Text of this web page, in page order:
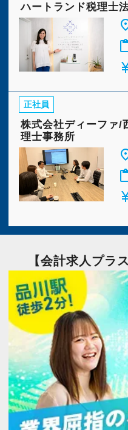
採用
ハートランド税理士
正社員
株式会社ディーファ/
理士事務所
【会計求人プラ